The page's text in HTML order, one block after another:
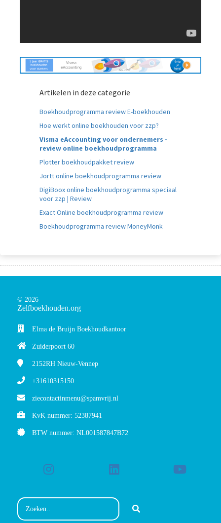
Artikelen in deze categorie
Boekhoudprogramma review E-boekhouden
Hoe werkt online boekhouden voor zzp?
Visma eAccounting voor ondernemers -
review online boekhoudprogramma
Plotter boekhoudpakket review
Jortt online boekhoudprogramma review
DigiBoox online boekhoudprogramma speciaal
voor zzp | Review
Exact Online boekhoudprogramma review
Boekhoudprogramma review MoneyMonk
© 2026
Zelfboekhouden.org
Elma de Bruijn Boekhoudkantoor
Zuiderpoort 60
2152RH Nieuw-Vennep
+31610315150
ziecontactinmenu@spamvrij.nl
KvK nummer: 52387941
BTW nummer: NL001587847B72